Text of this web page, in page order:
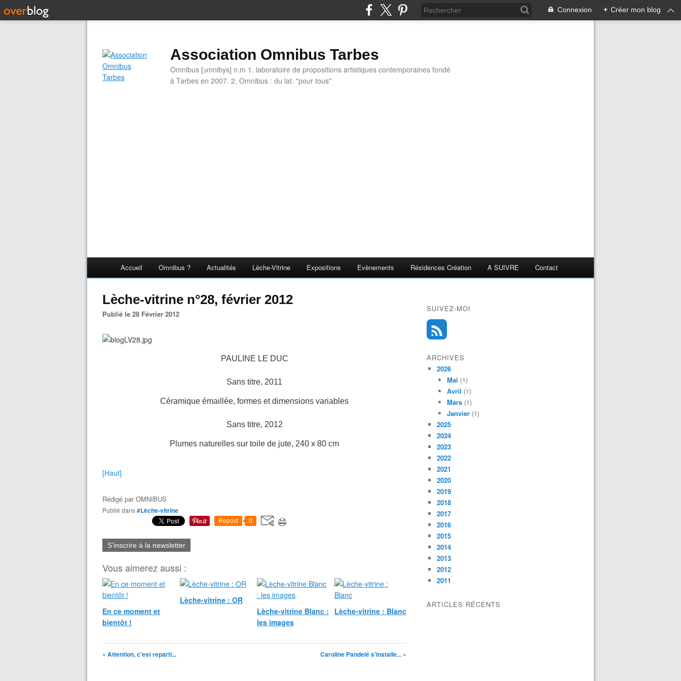
Connexion + Créer mon blog
Association Omnibus Tarbes
Omnibus [ɔmnibys] n.m 1. laboratoire de propositions artistiques contemporaines fondé
à Tarbes en 2007. 2. Omnibus : du lat. "pour tous"
Accueil Omnibus ? Actualités Lèche-Vitrine Expositions Evènements Résidences Création A SUIVRE Contact
Lèche-vitrine n°28, février 2012
Publié le 28 Février 2012
PAULINE LE DUC
Sans titre, 2011
Céramique émaillée, formes et dimensions variables
Sans titre, 2012
Plumes naturelles sur toile de jute, 240 x 80 cm
[Haut]
Rédigé parOMNIBUS
Publié dans#Lèche-vitrine
Repost 0
S'inscrire à la newsletter
Vous aimerez aussi :
En ce moment et
bientôt !
Lèche-vitrine : OR
Lèche-vitrine Blanc :
les images
Lèche-vitrine : Blanc
« Attention, c'est reparti... Caroline Pandelé s'installe... »
SUIVEZ-MOI
ARCHIVES
2026
Mai (1)
Avril (1)
Mars (1)
Janvier (1)
2025
2024
2023
2022
2021
2020
2019
2018
2017
2016
2015
2014
2013
2012
2011
ARTICLES RÉCENTS